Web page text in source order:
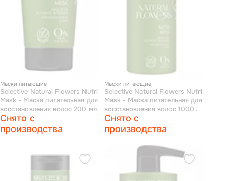
Маски питающие
Selective Natural Flowers Nutri
Mask - Маска питательная для
восстановления волос 200 мл
Снято с
производства
Маски питающие
Selective Natural Flowers Nutri
Mask - Маска питательная для
восстановления волос 1000
мл
Снято с
производства